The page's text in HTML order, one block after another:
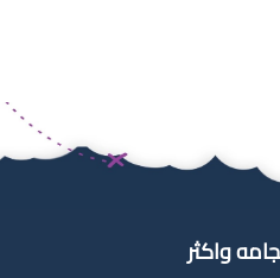
واكثر